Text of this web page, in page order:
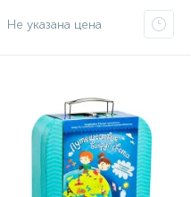
Не указана цена